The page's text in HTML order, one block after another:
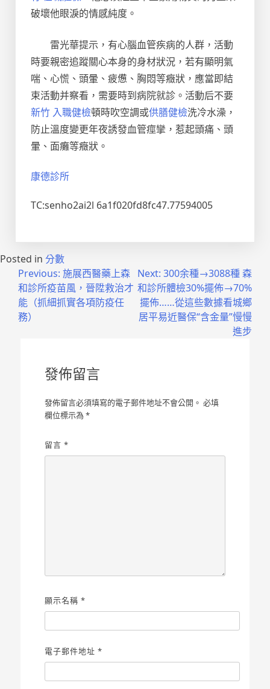
破壞他眼淚的情感純度。
雷光華提示，有心腦血管疾病的人群，活動
時要親密追蹤關心本身的身材狀況，若有顯明氣
喘、心慌、頭暈、疲憊、胸悶等癥狀，應當即結
束活動并察看，需要時到病院就診。活動后不要
新竹 入職健檢頓時吹空調或供膳健檢洗冷水澡，
防止溫度變更年夜誘發血管痙攣，惹起頭痛、頭
暈、面癱等癥狀。
康德診所
TC:senho2ai2l 6a1f020fd8fc47.77594005
Posted in 分數
Previous: 施展西醫藥上森
和診所疫苗風，晉陞救治才
能（抓細抓實各項防疫任
務）
Next: 300余種→3088種 森
和診所體檢30%擺佈→70%
擺佈……從這些數據看城鄉
居平易近醫保“含金量”慢慢
進步
發佈留言
發佈留言必須填寫的電子郵件地址不會公開。 必填
欄位標示為*
留言*
顯示名稱*
電子郵件地址*